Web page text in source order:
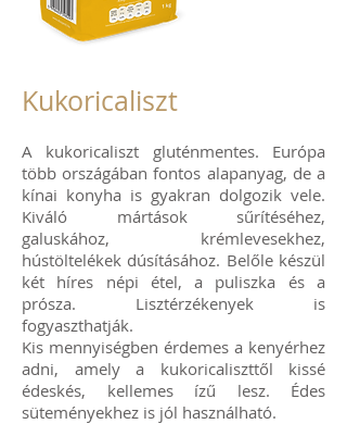
Kukoricaliszt
A kukoricaliszt gluténmentes. Európa
több országában fontos alapanyag, de a
kínai konyha is gyakran dolgozik vele.
Kiváló mártások sűrítéséhez,
galuskához, krémlevesekhez,
hústöltelékek dúsításához. Belőle készül
két híres népi étel, a puliszka és a
prósza. Lisztérzékenyek is
fogyaszthatják.
Kis mennyiségben érdemes a kenyérhez
adni, amely a kukoricaliszttől kissé
édeskés, kellemes ízű lesz. Édes
süteményekhez is jól használható.